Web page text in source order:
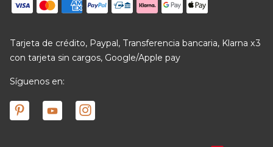
Tarjeta de crédito, Paypal, Transferencia bancaria, Klarna x3
con tarjeta sin cargos, Google/Apple pay
Síguenos en: